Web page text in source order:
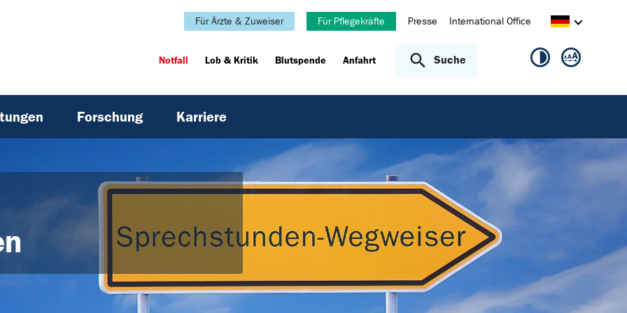
Für Ärzte & Zuweiser Für Pflegekräfte Presse International Office
Notfall Lob & Kritik Blutspende Anfahrt Suche
Forschung Karriere